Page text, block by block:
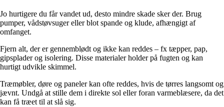
Jo hurtigere du får vandet ud, desto mindre skade sker der. Brug
pumper, vådstøvsuger eller blot spande og klude, afhængigt af
omfanget.
Fjern alt, der er gennemblødt og ikke kan reddes – fx tæpper, pap,
gipsplader og isolering. Disse materialer holder på fugten og kan
hurtigt udvikle skimmel.
Træmøbler, døre og paneler kan ofte reddes, hvis de tørres langsomt og
jævnt. Undgå at stille dem i direkte sol eller foran varmeblæsere, da det
kan få træet til at slå sig.